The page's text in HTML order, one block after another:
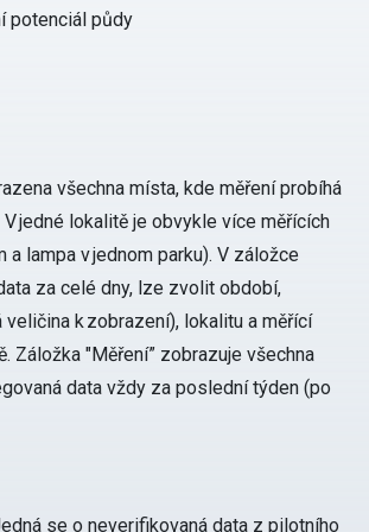
potenciál půdy
všechna místa, kde měření probíhá
jedné lokalitě je obvykle více měřících
a lampa v jednom parku). V záložce
za celé dny, lze zvolit období,
veličina k zobrazení), lokalitu a měřící
Záložka "Měření” zobrazuje všechna
data vždy za poslední týden (po
se o neverifikovaná data z pilotního